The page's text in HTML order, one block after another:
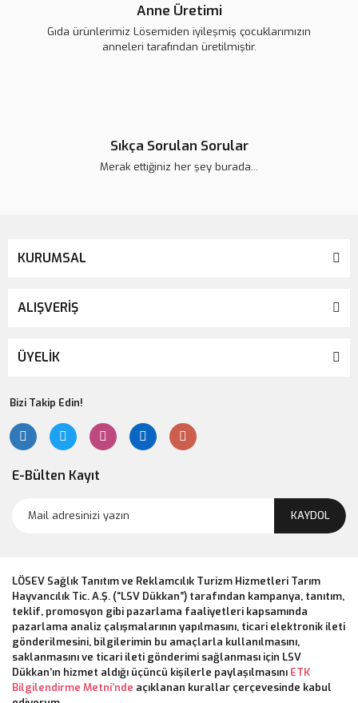
Anne Üretimi
Gıda ürünlerimiz Lösemiden iyileşmiş çocuklarımızın
anneleri tarafından üretilmiştir.
Sıkça Sorulan Sorular
Merak ettiğiniz her şey burada...
KURUMSAL
ALIŞVERİŞ
ÜYELİK
Bizi Takip Edin!
E-Bülten Kayıt
KAYDOL
LÖSEV Sağlık Tanıtım ve Reklamcılık Turizm Hizmetleri Tarım
Hayvancılık Tic. A.Ş. (“LSV Dükkan”) tarafından kampanya, tanıtım,
teklif, promosyon gibi pazarlama faaliyetleri kapsamında
pazarlama analiz çalışmalarının yapılmasını, ticari elektronik ileti
gönderilmesini, bilgilerimin bu amaçlarla kullanılmasını,
saklanmasını ve ticari ileti gönderimi sağlanması için LSV
Dükkan’ın hizmet aldığı üçüncü kişilerle paylaşılmasını ETK
Bilgilendirme Metni’nde açıklanan kurallar çerçevesinde kabul